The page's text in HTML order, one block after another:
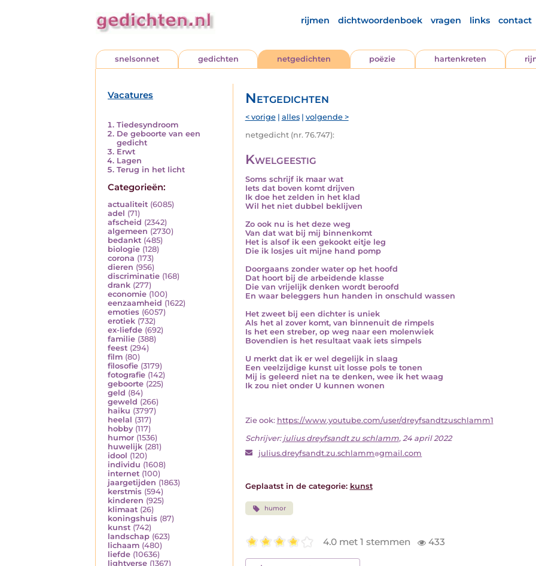
rijmen dichtwoordenboek vragen links contact
snelsonnet gedichten netgedichten poëzie hartenkreten
Vacatures
Tiedesyndroom
De geboorte van een
gedicht
Erwt
Lagen
Terug in het licht
Categorieën:
actualiteit (6085)
adel (71)
afscheid (2342)
algemeen (2730)
bedankt (485)
biologie (128)
corona (173)
dieren (956)
discriminatie (168)
drank (277)
economie (100)
eenzaamheid (1622)
emoties (6057)
erotiek (732)
ex-liefde (692)
familie (388)
feest (294)
film (80)
filosofie (3179)
fotografie (142)
geboorte (225)
geld (84)
geweld (266)
haiku (3797)
heelal (317)
hobby (117)
humor (1536)
huwelijk (281)
idool (120)
individu (1608)
internet (100)
jaargetijden (1863)
kerstmis (594)
kinderen (925)
klimaat (26)
koningshuis (87)
kunst (742)
landschap (623)
lichaam (480)
liefde (10636)
lightverse (1367)
Netgedichten
< vorige| alles| volgende >
netgedicht (nr. 76.747):
Kwelgeestig
Soms schrijf ik maar wat
Iets dat boven komt drijven
Ik doe het zelden in het klad
Wil het niet dubbel beklijven
Zo ook nu is het deze weg
Van dat wat bij mij binnenkomt
Het is alsof ik een gekookt eitje leg
Die ik losjes uit mijne hand pomp
Doorgaans zonder water op het hoofd
Dat hoort bij de arbeidende klasse
Die van vrijelijk denken wordt beroofd
En waar beleggers hun handen in onschuld wassen
Het zweet bij een dichter is uniek
Als het al zover komt, van binnenuit de rimpels
Is het een streber, op weg naar een molenwiek
Bovendien is het resultaat vaak iets simpels
U merkt dat ik er wel degelijk in slaag
Een veelzijdige kunst uit losse pols te tonen
Mij is geleerd niet na te denken, wee ik het waag
Ik zou niet onder U kunnen wonen
Zie ook: https://www.youtube.com/user/dreyfsandtzuschlamm1
Schrijver: julius dreyfsandt zu schlamm, 24 april 2022
julius.dreyfsandt.zu.schlamm gmail.com
Geplaatst in de categorie: kunst
humor
4.0 met 1 stemmen 433